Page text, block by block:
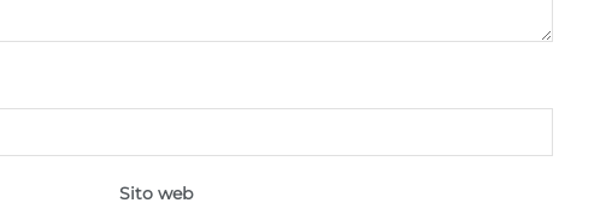
Sito web